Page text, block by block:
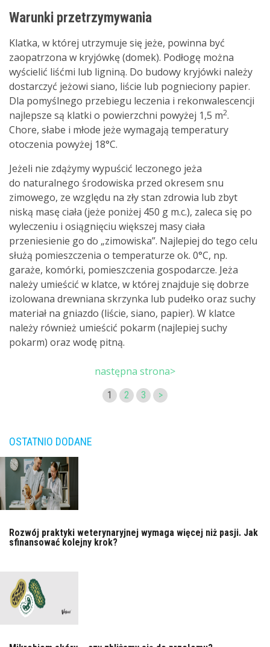
Warunki przetrzymywania
Klatka, w której utrzymuje się jeże, powinna być
zaopatrzona w kryjówkę (domek). Podłogę można
wyścielić liśćmi lub ligniną. Do budowy kryjówki należy
dostarczyć jeżowi siano, liście lub pognieciony papier.
Dla pomyślnego przebiegu leczenia i rekonwalescencji
najlepsze są klatki o powierzchni powyżej 1,5 m2.
Chore, słabe i młode jeże wymagają temperatury
otoczenia powyżej 18°C.
Jeżeli nie zdążymy wypuścić leczonego jeża
do naturalnego środowiska przed okresem snu
zimowego, ze względu na zły stan zdrowia lub zbyt
niską masę ciała (jeże poniżej 450 g m.c.), zaleca się po
wyleczeniu i osiągnięciu większej masy ciała
przeniesienie go do „zimowiska”. Najlepiej do tego celu
służą pomieszczenia o temperaturze ok. 0°C, np.
garaże, komórki, pomieszczenia gospodarcze. Jeża
należy umieścić w klatce, w której znajduje się dobrze
izolowana drewniana skrzynka lub pudełko oraz suchy
materiał na gniazdo (liście, siano, papier). W klatce
należy również umieścić pokarm (najlepiej suchy
pokarm) oraz wodę pitną.
następna strona>
1 2 3 >
OSTATNIO DODANE
Rozwój praktyki weterynaryjnej wymaga więcej niż pasji. Jak
sfinansować kolejny krok?